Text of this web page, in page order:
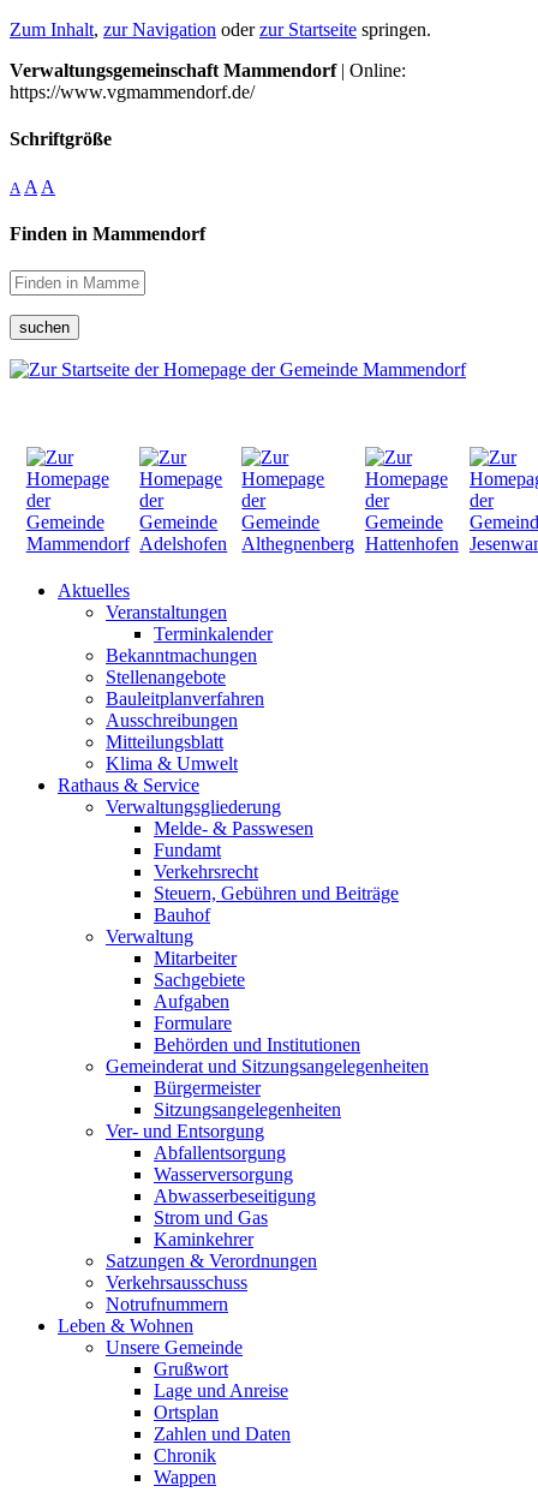
Zum Inhalt, zur Navigation oderzur Startseite springen.
Verwaltungsgemeinschaft Mammendorf| Online:
https://www.vgmammendorf.de/
Schriftgröße
A A A
Finden in Mammendorf
suchen
Aktuelles
Veranstaltungen
Terminkalender
Bekanntmachungen
Stellenangebote
Bauleitplanverfahren
Ausschreibungen
Mitteilungsblatt
Klima & Umwelt
Rathaus & Service
Verwaltungsgliederung
Melde- & Passwesen
Fundamt
Verkehrsrecht
Steuern, Gebühren und Beiträge
Bauhof
Verwaltung
Mitarbeiter
Sachgebiete
Aufgaben
Formulare
Behörden und Institutionen
Gemeinderat und Sitzungsangelegenheiten
Bürgermeister
Sitzungsangelegenheiten
Ver- und Entsorgung
Abfallentsorgung
Wasserversorgung
Abwasserbeseitigung
Strom und Gas
Kaminkehrer
Satzungen & Verordnungen
Verkehrsausschuss
Notrufnummern
Leben & Wohnen
Unsere Gemeinde
Grußwort
Lage und Anreise
Ortsplan
Zahlen und Daten
Chronik
Wappen